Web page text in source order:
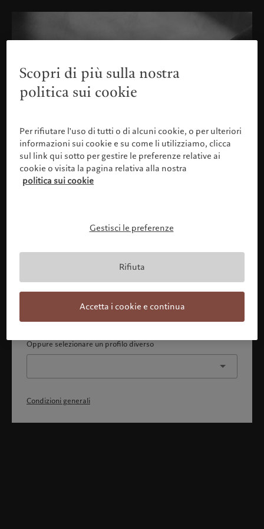
Confermare il proprio profilo
Con la presente dichiaro 1) di aver pienamente compreso
cittadino o residente degli Stati Uniti o del Canada.
Continua
Oppure selezionare un profilo diverso
Condizioni generali
Scopri di più sulla nostra
politica sui cookie
Per rifiutare l'uso di tutti o di alcuni cookie, o per ulteriori
informazioni sui cookie e su come li utilizziamo, clicca
sul link qui sotto per gestire le preferenze relative ai
cookie o visita la pagina relativa alla nostra
politica sui cookie
Gestisci le preferenze
Rifiuta
Accetta i cookie e continua